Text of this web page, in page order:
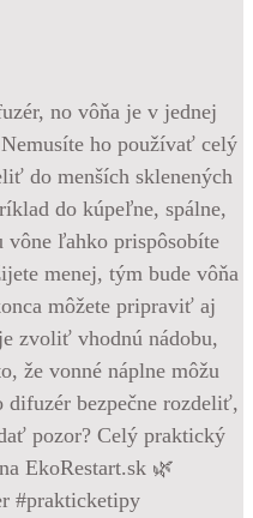
no vôňa je v jednej
ho používať celý
do menších sklenených
do kúpeľne, spálne,
vône ľahko prispôsobíte
menej, tým bude vôňa
môžete pripraviť aj
zvoliť vhodnú nádobu,
že vonné náplne môžu
bezpečne rozdeliť,
pozor? Celý praktický
EkoRestart.sk 🌿
#prakticketipy